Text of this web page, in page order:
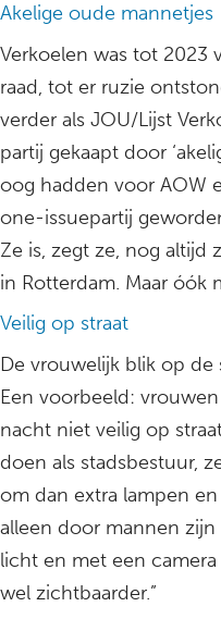
Akelige oude mannetjes
Verkoelen was tot 2023
raad, tot er ruzie
verder als JOU/Lijst
partij gekaapt door
oog hadden voor AOW
one-issuepartij
Ze is, zegt ze, nog altijd
in Rotterdam. Maar óók
Veilig op straat
De vrouwelijk blik op de
Een voorbeeld:
nacht niet veilig op
doen als stadsbestuur,
om dan extra lampen
alleen door mannen
licht en met een
wel zichtbaarder.”